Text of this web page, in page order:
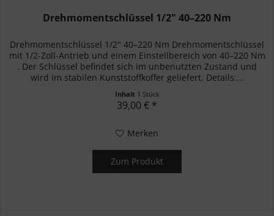
Drehmomentschlüssel 1/2" 40–220 Nm
Drehmomentschlüssel 1/2" 40–220 Nm Drehmomentschlüssel
mit 1/2-Zoll-Antrieb und einem Einstellbereich von 40–220 Nm
. Der Schlüssel befindet sich im unbenutzten Zustand und
wird im stabilen Kunststoffkoffer geliefert. Details:...
Inhalt 1 Stück
39,00 € *
Merken
Zum Produkt